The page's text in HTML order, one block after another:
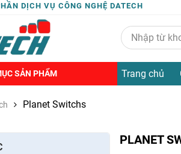
DỊCH VỤ CÔNG NGHỆ DATECH
SẢN PHẨM Trang chủ
Planet Switchs
PLANET